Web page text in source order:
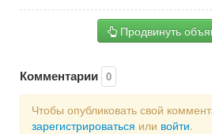
Продвинуть
Комментарии 0
Чтобы опубликовать свой
зарегистрироваться или войти.